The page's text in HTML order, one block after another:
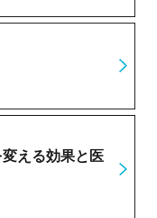
える効果と医